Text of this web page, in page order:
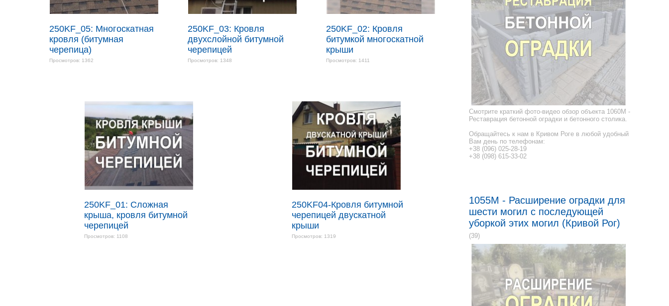
250KF_05: Многоскатная
кровля (битумная
черепица)
Просмотров: 1362
250KF_03: Кровля
двухслойной битумной
черепицей
Просмотров: 1348
250KF_02: Кровля
битумкой многоскатной
крыши
Просмотров: 1411
250KF_01: Сложная
крыша, кровля битумной
черепицей
Просмотров: 1108
250KF04-Кровля битумной
черепицей двускатной
крыши
Просмотров: 1319
Смотрите краткий фото-видео обзор объекта 1060M -
Реставрация бетонной оградки и бетонного столика.
Обращайтесь к нам в Кривом Роге в любой удобный
Вам день по телефонам:
+38 (096) 025-28-19
+38 (098) 615-33-02
1055M - Расширение оградки для
шести могил с последующей
уборкой этих могил (Кривой Рог)
(39)